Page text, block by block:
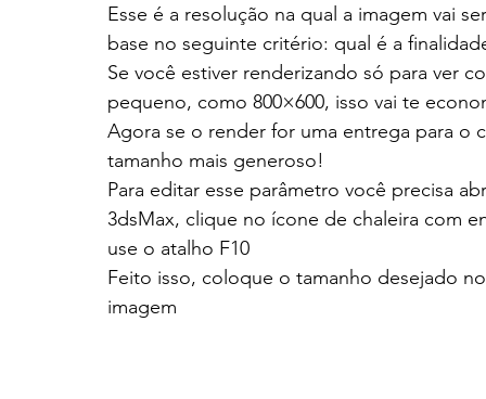
Esse é a resolução na qual a imagem vai
base no seguinte critério: qual é a
Se você estiver renderizando só para ver
pequeno, como 800×600, isso vai te
Agora se o render for uma entrega para o
tamanho mais generoso!
Para editar esse parâmetro você precisa
3dsMax, clique no ícone de chaleira com
use o atalho F10
Feito isso, coloque o tamanho desejado
imagem